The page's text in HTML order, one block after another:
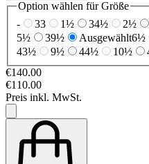
Option wählen für Größe
-
33 1½ 34½ 2½
5½
39½ Ausgewählt6½
43½
9½ 44½ 10½
€140.00
€110.00
Preis inkl. MwSt.